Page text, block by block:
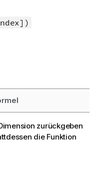
zurückgeben
die Funktion